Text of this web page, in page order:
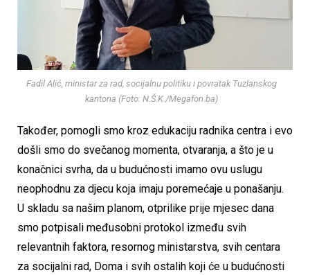
Fadil Alić, ministar za rad, socijalnu politiku i povratak Tuzlanskog
kantona (Foto: N.Š.K./Megafon.ba)
Također, pomogli smo kroz edukaciju radnika centra i evo
došli smo do svečanog momenta, otvaranja, a što je u
konačnici svrha, da u budućnosti imamo ovu uslugu
neophodnu za djecu koja imaju poremećaje u ponašanju.
U skladu sa našim planom, otprilike prije mjesec dana
smo potpisali međusobni protokol između svih
relevantnih faktora, resornog ministarstva, svih centara
za socijalni rad, Doma i svih ostalih koji će u budućnosti